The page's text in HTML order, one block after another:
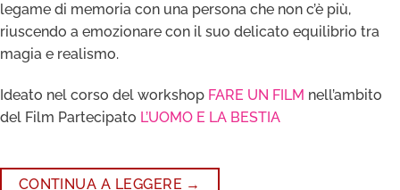
legame di memoria con una persona che non c’è più,
riuscendo a emozionare con il suo delicato equilibrio tra
magia e realismo.
Ideato nel corso del workshop FARE UN FILM nell’ambito
del Film Partecipato L’UOMO E LA BESTIA
CONTINUA A LEGGERE →